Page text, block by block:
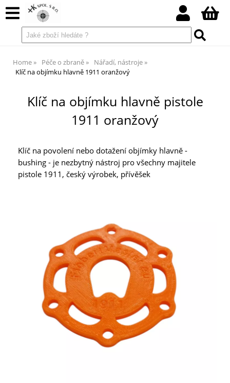
Home Péče o zbraně
Nářadí, nástroje
Klíč na objímku hlavně 1911 oranžový
Klíč na objímku hlavně pistole
1911 oranžový
Klíč na povolení nebo dotažení objímky hlavně -
bushing - je nezbytný nástroj pro všechny majitele
pistole 1911, český výrobek, přívěšek